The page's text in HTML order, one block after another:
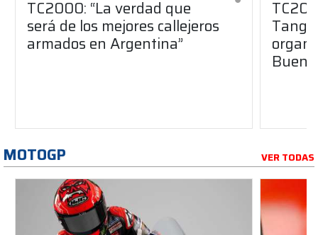
TC2000: “La verdad que
será de los mejores callejeros
armados en Argentina”
MOTOGP VER TODAS